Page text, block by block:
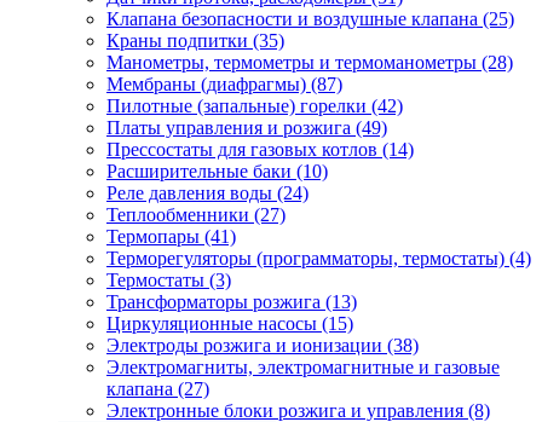
Клапана безопасности и воздушные клапана (25)
Краны подпитки (35)
Манометры, термометры и термоманометры (28)
Мембраны (диафрагмы) (87)
Пилотные (запальные) горелки (42)
Платы управления и розжига (49)
Прессостаты для газовых котлов (14)
Расширительные баки (10)
Реле давления воды (24)
Теплообменники (27)
Термопары (41)
Терморегуляторы (программаторы, термостаты) (4)
Термостаты (3)
Трансформаторы розжига (13)
Циркуляционные насосы (15)
Электроды розжига и ионизации (38)
Электромагниты, электромагнитные и газовые
клапана (27)
Электронные блоки розжига и управления (8)